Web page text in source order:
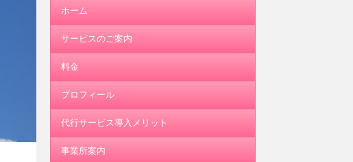
ホーム
サービスのご案内
料金
プロフィール
代行サービス導入メリット
事業所案内